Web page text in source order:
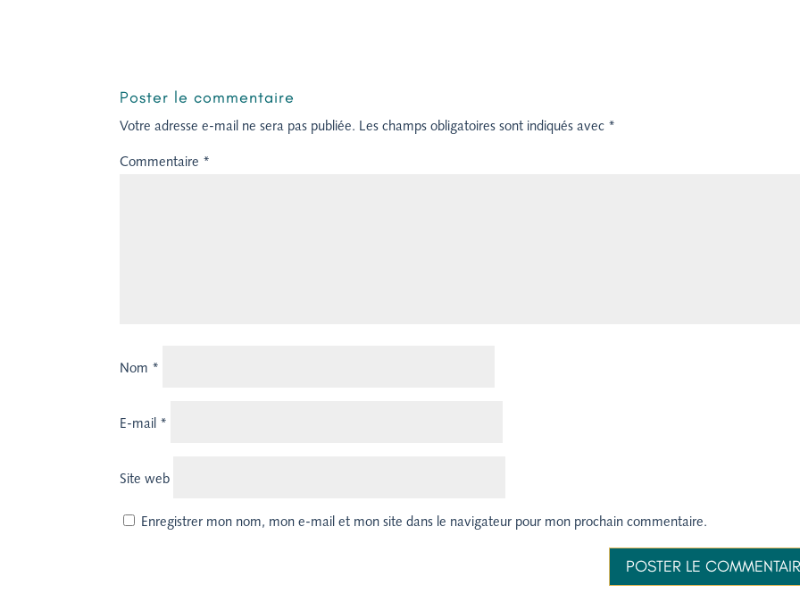
Poster le commentaire
Votre adresse e-mail ne sera pas publiée. Les champs obligatoires sont indiqués avec *
Commentaire *
Nom *
E-mail *
Site web
Enregistrer mon nom, mon e-mail et mon site dans le navigateur pour mon prochain commentaire.